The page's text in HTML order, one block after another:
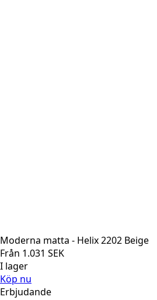
Moderna matta - Helix 2202 Beige
Från 1.031 SEK
I lager
Köp nu
Erbjudande